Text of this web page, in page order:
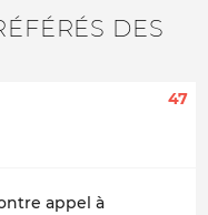
DES
47
appel à